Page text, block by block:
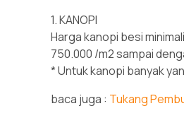
1. KANOPI
Harga kanopi besi
750.000 /m2 sampai
* Untuk kanopi banyak
baca juga : Tukang